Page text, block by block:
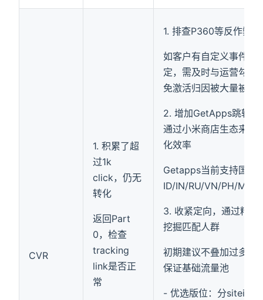
CVR
1. 积累了超
过1k
click，仍无
转化
返回Part
0，检查
tracking
link是否正
常
1. 排查P360等反作弊
如客户有自定义事件过
定，需及时与运营勾兑
免激活归因被大量被判
2. 增加GetApps跳转链
通过小米商店生态来提
化效率
Getapps当前支持国家
ID/IN/RU/VN/PH/MY/
3. 收紧定向，通过精准
挖掘匹配人群
初期建议不叠加过多条
保证基础流量池
- 优选版位：分siteid查